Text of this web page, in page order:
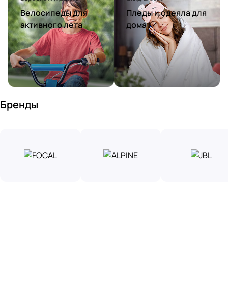
Велосипеды для
активного лета
Пледы и одеяла для
дома
Бренды